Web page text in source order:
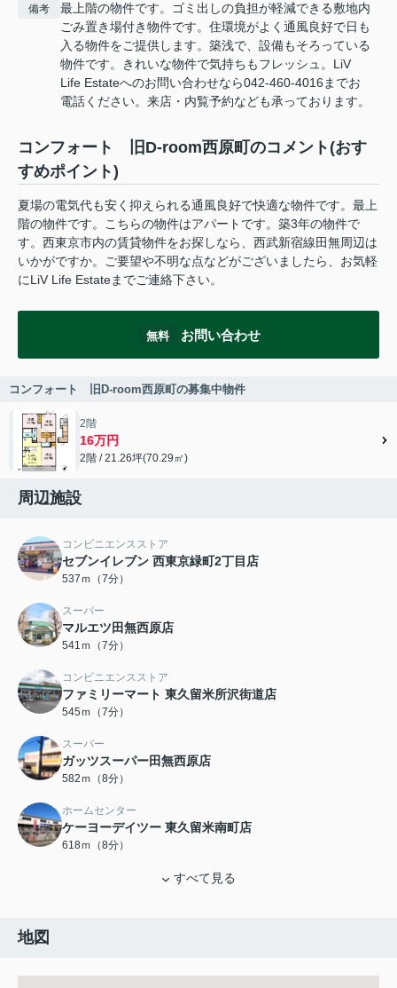
備考
最上階の物件です。ゴミ出しの負担が軽減できる敷地内
ごみ置き場付き物件です。住環境がよく通風良好で日も
入る物件をご提供します。築浅で、設備もそろっている
物件です。きれいな物件で気持ちもフレッシュ。LiV
Life Estateへのお問い合わせなら042-460-4016までお
電話ください。来店・内覧予約なども承っております。
コンフォート 旧D-room西原町のコメント(おす
すめポイント)
夏場の電気代も安く抑えられる通風良好で快適な物件です。最上
階の物件です。こちらの物件はアパートです。築3年の物件で
す。西東京市内の賃貸物件をお探しなら、西武新宿線田無周辺は
いかがですか。ご要望や不明な点などがございましたら、お気軽
にLiV Life Estateまでご連絡下さい。
無料 お問い合わせ
コンフォート 旧D-room西原町の募集中物件
2階
16万円
2階 / 21.26坪(70.29㎡)
周辺施設
コンビニエンスストア
セブンイレブン 西東京緑町2丁目店
537ｍ（7分）
スーパー
マルエツ田無西原店
541ｍ（7分）
コンビニエンスストア
ファミリーマート 東久留米所沢街道店
545ｍ（7分）
スーパー
ガッツスーパー田無西原店
582ｍ（8分）
ホームセンター
ケーヨーデイツー 東久留米南町店
618ｍ（8分）
すべて見る
地図